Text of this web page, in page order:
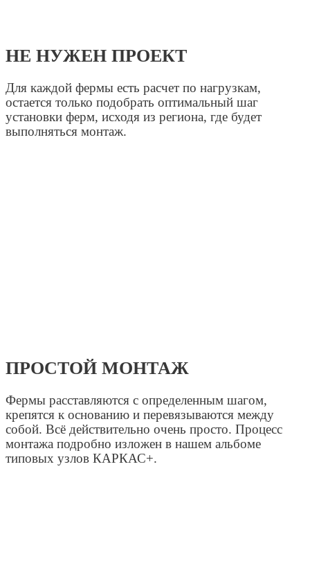
НЕ НУЖЕН ПРОЕКТ
Для каждой фермы есть расчет по нагрузкам,
остается только подобрать оптимальный шаг
установки ферм, исходя из региона, где будет
выполняться монтаж.
ПРОСТОЙ МОНТАЖ
Фермы расставляются с определенным шагом,
крепятся к основанию и перевязываются между
собой. Всё действительно очень просто. Процесс
монтажа подробно изложен в нашем альбоме
типовых узлов КАРКАС+.